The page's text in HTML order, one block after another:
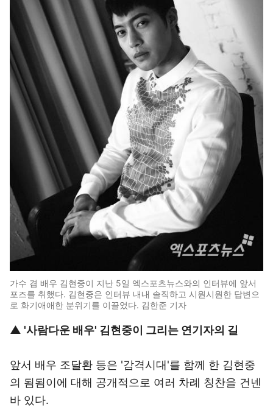
가수 겸 배우 김현중이 지난 5일 엑스포츠뉴스와의 인터뷰에 앞서
포즈를 취했다. 김현중은 인터뷰 내내 솔직하고 시원시원한 답변으
로 화기애애한 분위기를 이끌었다. 김한준 기자
▲ '사람다운 배우' 김현중이 그리는 연기자의 길
앞서 배우 조달환 등은 '감격시대'를 함께 한 김현중
의 됨됨이에 대해 공개적으로 여러 차례 칭찬을 건넨
바 있다.